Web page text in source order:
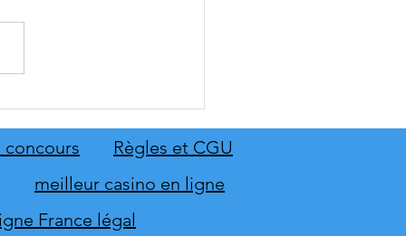
extension HommeRègles et CGU
concours
meilleur casino en ligne
France légal